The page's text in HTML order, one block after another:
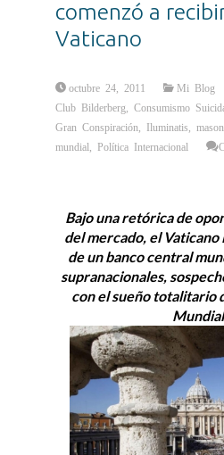
comenzó a
Vaticano
octubre 24, 2011 Mi Blog
Club Bilderberg
,Consumismo
Gran Conspiración
Iluminatis ,
mundial
Política Internacional
Gran
P…:
Orden
comenzó
recibir
Vaticano
Bajo una retórica de
del mercado, el Vaticano
de un banco central
supranacionales,
con el sueño totalitario